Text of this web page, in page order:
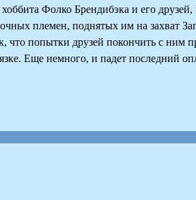
Фолко Брендибэка и его
племен, поднятых им на захват
что попытки друзей покончить с ним
Еще немного, и падет последний